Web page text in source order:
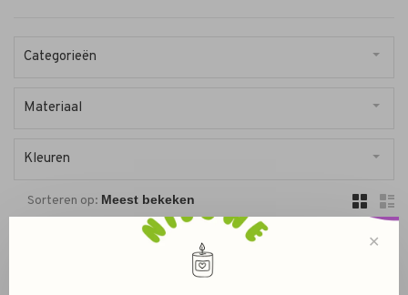
Categorieën
Materiaal
Kleuren
Sorteren op:
✕